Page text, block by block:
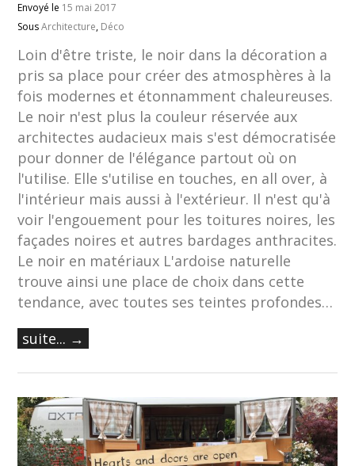
Envoyé le 15 mai 2017
SousArchitecture, Déco
Loin d'être triste, le noir dans la décoration a
pris sa place pour créer des atmosphères à la
fois modernes et étonnamment chaleureuses.
Le noir n'est plus la couleur réservée aux
architectes audacieux mais s'est démocratisée
pour donner de l'élégance partout où on
l'utilise. Elle s'utilise en touches, en all over, à
l'intérieur mais aussi à l'extérieur. Il n'est qu'à
voir l'engouement pour les toitures noires, les
façades noires et autres bardages anthracites.
Le noir en matériaux L'ardoise naturelle
trouve ainsi une place de choix dans cette
tendance, avec toutes ses teintes profondes…
suite... →